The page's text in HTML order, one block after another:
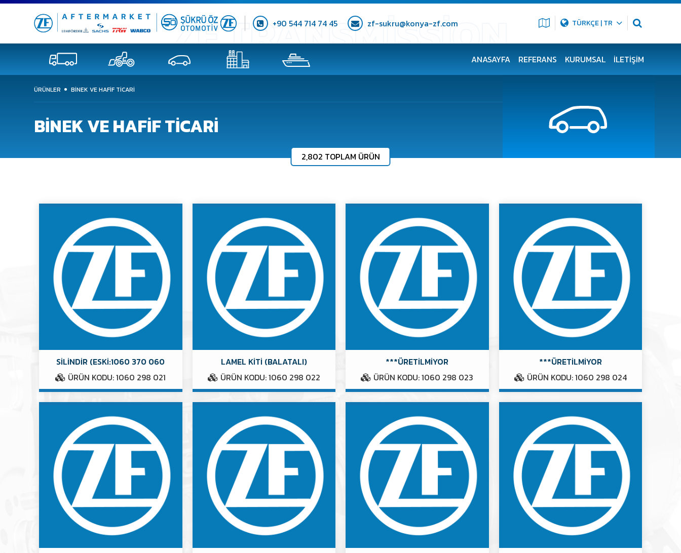
+90 544 714 74 45 zf-sukru@konya-zf.com TÜRKÇE | TR
ANASAYFA REFERANS KURUMSAL İLETIŞIM
ÜRÜNLER BINEK VE HAFIF TICARI
BINEK VE HAFIF TICARI
2,802 TOPLAM ÜRÜN
SİLİNDİR (ESKİ:1060 370 060
ÜRÜN KODU: 1060 298 021
LAMEL KİTİ (BALATALI)
ÜRÜN KODU: 1060 298 022
***ÜRETİLMİYOR
ÜRÜN KODU: 1060 298 023
***ÜRETİLMİYOR
ÜRÜN KODU: 1060 298 024